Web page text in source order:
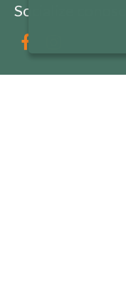
Socialize conosco